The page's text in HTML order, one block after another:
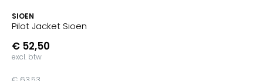
SIOEN
Pilot Jacket Sioen
€ 52,50
excl. btw